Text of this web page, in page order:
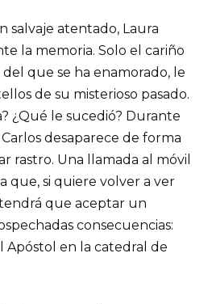
salvaje atentado, Laura
la memoria. Solo el cariño
que se ha enamorado, le
de su misterioso pasado.
¿Qué le sucedió? Durante
desaparece de forma
rastro. Una llamada al móvil
que, si quiere volver a ver
que aceptar un
consecuencias:
Apóstol en la catedral de